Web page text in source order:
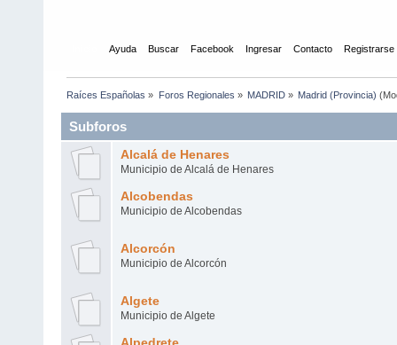
Ayuda Buscar Facebook Ingresar Contacto Registrarse
Raíces Españolas » Foros Regionales » MADRID» Madrid (Provincia)
Subforos
Alcalá de Henares
Municipio de Alcalá de Henares
Alcobendas
Municipio de Alcobendas
Alcorcón
Municipio de Alcorcón
Algete
Municipio de Algete